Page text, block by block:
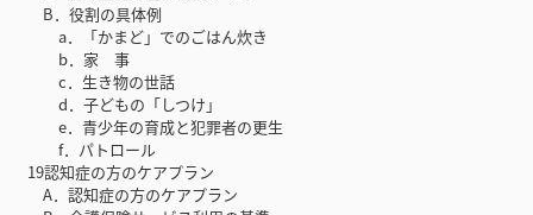
B．役割の具体例
a．「かまど」でのごはん炊き
b．家 事
c．生き物の世話
d．子どもの「しつけ」
e．青少年の育成と犯罪者の更生
f．パトロール
19認知症の方のケアプラン
A．認知症の方のケアプラン